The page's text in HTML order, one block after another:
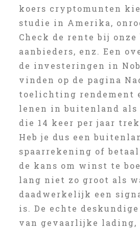
koers cryptomunten
studie in Amerika,
Check de rente bij onze
aanbieders, enz. Een
de investeringen in
vinden op de pagina
toelichting rendement
lenen in buitenland als
die 14 keer per jaar
Heb je dus een
spaarrekening of
de kans om winst te
lang niet zo groot als
daadwerkelijk een
is. De echte
van gevaarlijke lading,